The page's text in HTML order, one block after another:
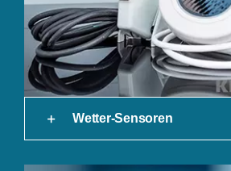
Wetter-Sensoren